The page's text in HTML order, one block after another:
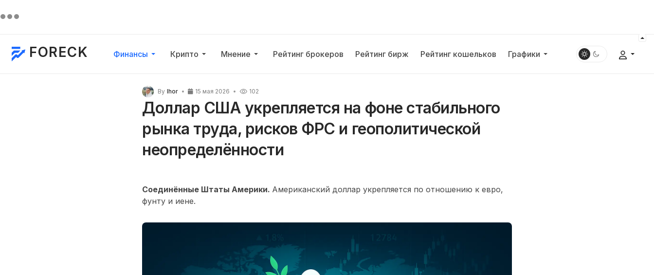
FORECK Финансы Крипто Мнение Рейтинг брокеров Рейтинг бирж Рейтинг кошельков Графики
By Ihor 15 мая 2026 102
Доллар США укрепляется на фоне стабильного
рынка труда, рисков ФРС и геополитической
неопределённости
Соединённые Штаты Америки. Американский доллар укрепляется по отношению к евро,
фунту и иене.